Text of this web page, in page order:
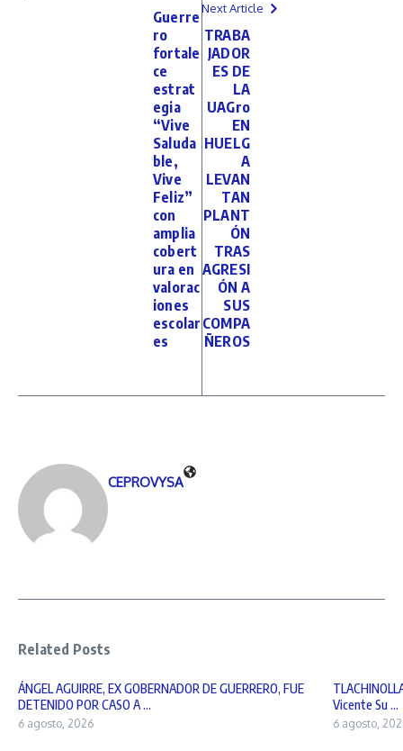
Guerre
ro
fortale
ce
estrat
egia
“Vive
Saluda
ble,
Vive
Feliz”
con
amplia
cobert
ura en
valorac
iones
escolar
es
Next Article
TRABA
JADOR
ES DE
LA
UAGro
EN
HUELG
A
LEVAN
TAN
PLANT
ÓN
TRAS
AGRESI
ÓN A
SUS
COMPA
ÑEROS
CEPROVYSA
Related Posts
ÁNGEL AGUIRRE, EX GOBERNADOR DE GUERRERO, FUE
DETENIDO POR CASO A ...
6 agosto, 2026
Vicente Su ...
6 agosto,